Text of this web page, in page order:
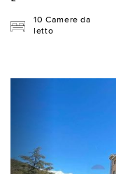
10 Camere da
letto